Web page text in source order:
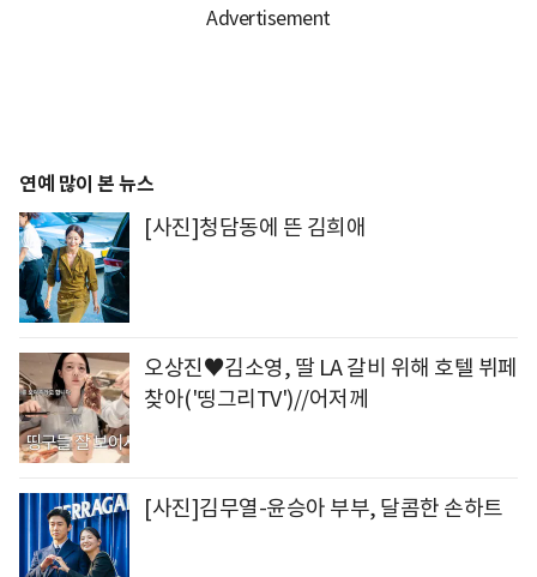
연예 많이 본 뉴스
[사진]청담동에 뜬 김희애
오상진♥김소영, 딸 LA 갈비 위해 호텔 뷔페
찾아('띵그리TV')//어저께
[사진]김무열-윤승아 부부, 달콤한 손하트